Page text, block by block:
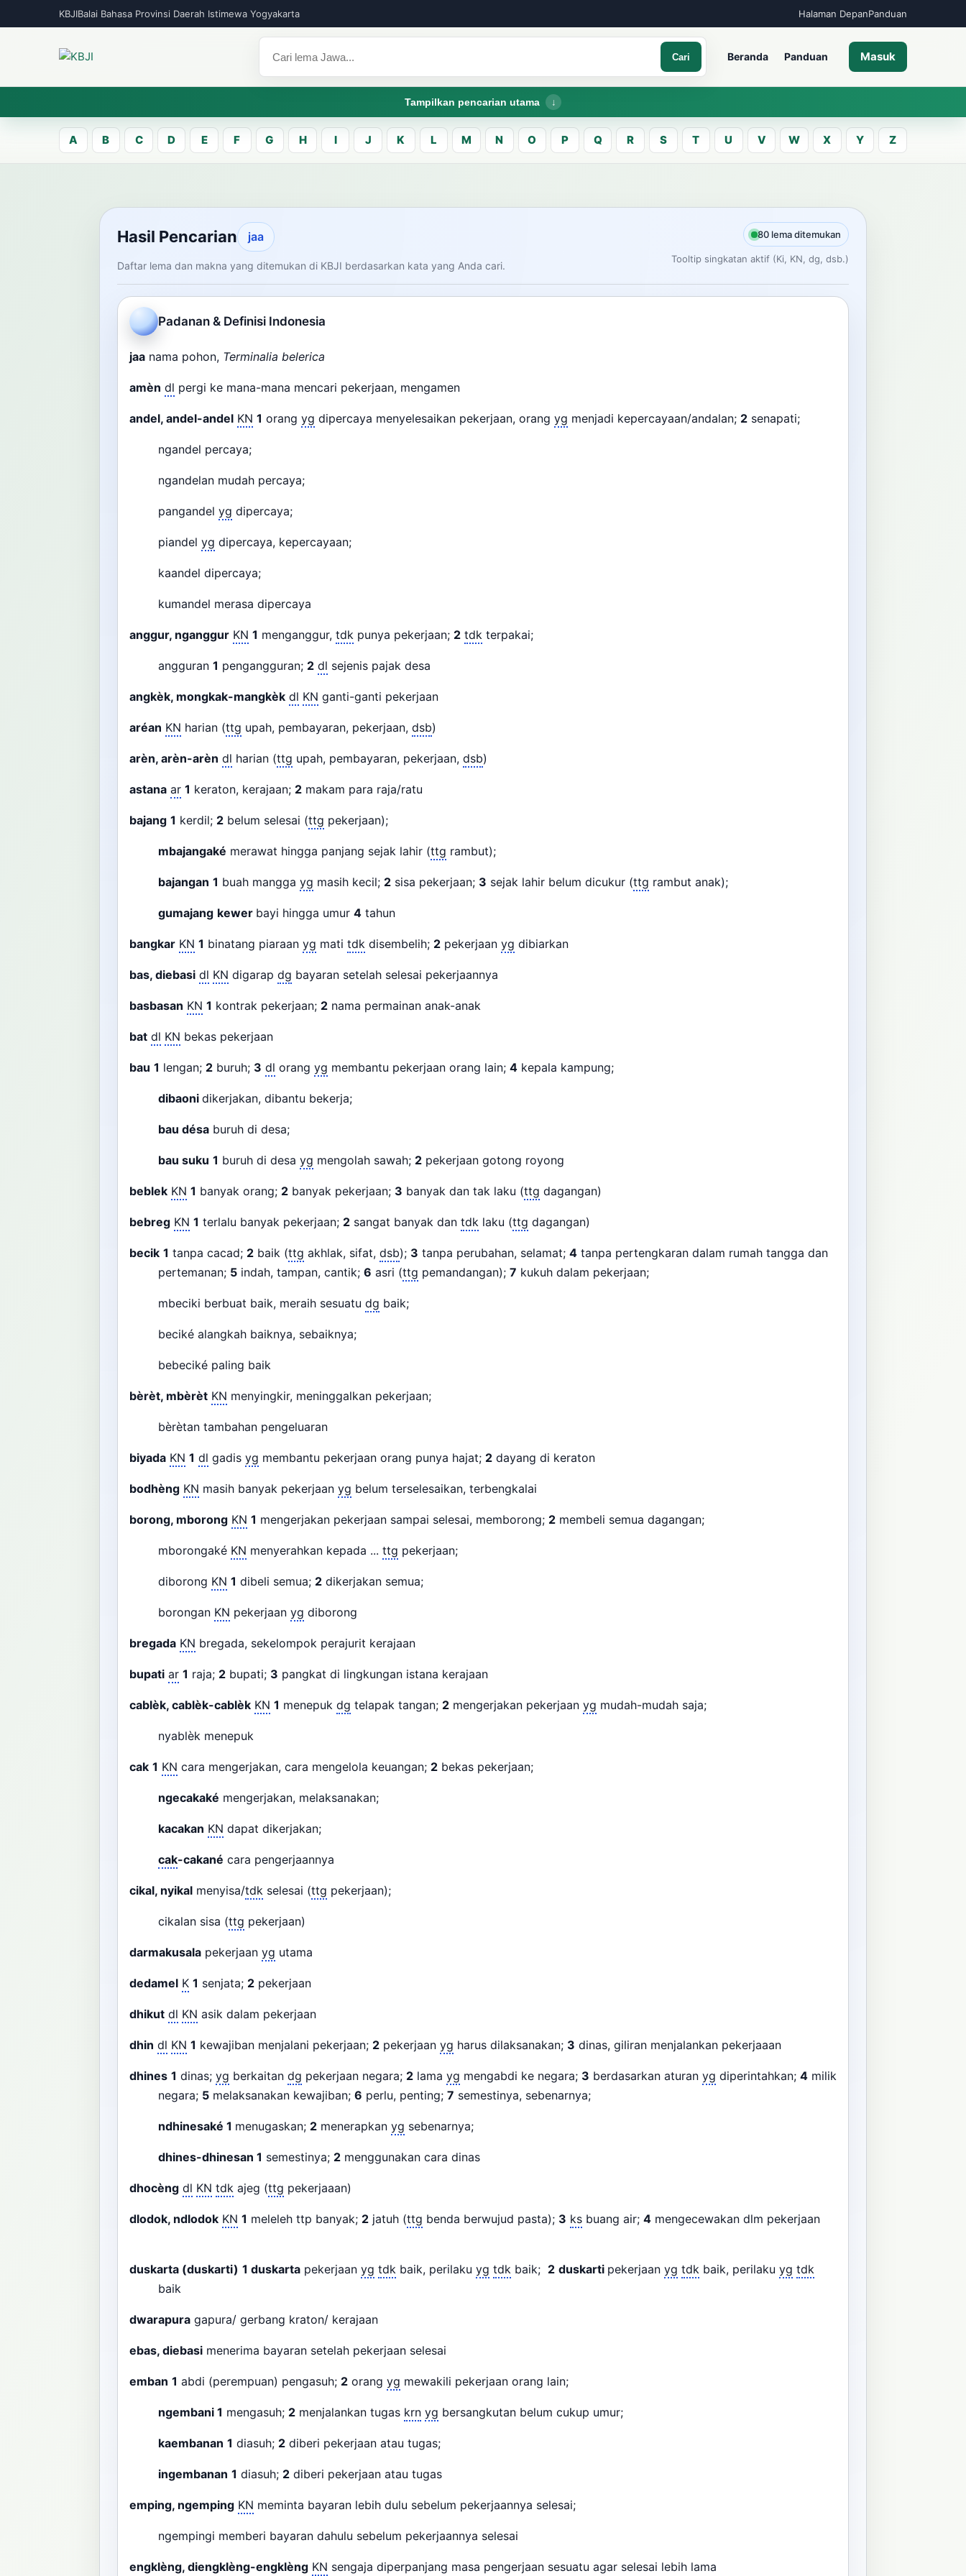
KBJIBalai Bahasa Provinsi Daerah Istimewa Yogyakarta Halaman DepanPanduan
Cari Beranda Panduan Masuk
Tampilkan pencarian utama
Hasil Pencarian
Temukan lema Jawa dan maknanya dalam bahasa Indonesia saat
mengelola data Kamus Bahasa Jawa-Indonesia.
Masukkan kata Jawa
A B C D E F G H I J K L M N O P Q R S T U V W X Y Z
Hasil Pencarian jaa
Daftar lema dan makna yang ditemukan di KBJI berdasarkan kata yang Anda cari.
80 lema ditemukan
Tooltip singkatan aktif (Ki, KN, dg, dsb.)
Padanan & Definisi Indonesia
jaa nama pohon, Terminalia belerica
amèn dl pergi ke mana-mana mencari pekerjaan, mengamen
andel, andel-andel KN 1 orang yg dipercaya menyelesaikan pekerjaan, orang yg menjadi kepercayaan/andalan; 2 senapati;
ngandel percaya;
ngandelan mudah percaya;
pangandel yg dipercaya;
piandel yg dipercaya, kepercayaan;
kaandel dipercaya;
kumandel merasa dipercaya
anggur, nganggur KN 1 menganggur, tdk punya pekerjaan; 2 tdk terpakai;
angguran 1 pengangguran; 2 dl sejenis pajak desa
angkèk, mongkak-mangkèk dl KN ganti-ganti pekerjaan
aréan KN harian (ttg upah, pembayaran, pekerjaan, dsb)
arèn, arèn-arèn dl harian (ttg upah, pembayaran, pekerjaan, dsb)
astana ar 1 keraton, kerajaan; 2 makam para raja/ratu
bajang 1 kerdil; 2 belum selesai (ttg pekerjaan);
mbajangaké merawat hingga panjang sejak lahir (ttg rambut);
bajangan 1 buah mangga yg masih kecil; 2 sisa pekerjaan; 3 sejak lahir belum dicukur (ttg rambut anak);
gumajang kewer bayi hingga umur 4 tahun
bangkar KN 1 binatang piaraan yg mati tdk disembelih; 2 pekerjaan yg dibiarkan
bas, diebasi dl KN digarap dg bayaran setelah selesai pekerjaannya
basbasan KN 1 kontrak pekerjaan; 2 nama permainan anak-anak
bat dl KN bekas pekerjaan
bau 1 lengan; 2 buruh; 3 dl orang yg membantu pekerjaan orang lain; 4 kepala kampung;
dibaoni dikerjakan, dibantu bekerja;
bau désa buruh di desa;
bau suku 1 buruh di desa yg mengolah sawah; 2 pekerjaan gotong royong
beblek KN 1 banyak orang; 2 banyak pekerjaan; 3 banyak dan tak laku (ttg dagangan)
bebreg KN 1 terlalu banyak pekerjaan; 2 sangat banyak dan tdk laku (ttg dagangan)
becik 1 tanpa cacad; 2 baik (ttg akhlak, sifat, dsb); 3 tanpa perubahan, selamat; 4 tanpa pertengkaran dalam rumah tangga dan
pertemanan; 5 indah, tampan, cantik; 6 asri (ttg pemandangan); 7 kukuh dalam pekerjaan;
mbeciki berbuat baik, meraih sesuatu dg baik;
beciké alangkah baiknya, sebaiknya;
bebeciké paling baik
bèrèt, mbèrèt KN menyingkir, meninggalkan pekerjaan;
bèrètan tambahan pengeluaran
biyada KN 1 dl gadis yg membantu pekerjaan orang punya hajat; 2 dayang di keraton
bodhèng KN masih banyak pekerjaan yg belum terselesaikan, terbengkalai
borong, mborong KN 1 mengerjakan pekerjaan sampai selesai, memborong; 2 membeli semua dagangan;
mborongaké KN menyerahkan kepada ... ttg pekerjaan;
diborong KN 1 dibeli semua; 2 dikerjakan semua;
borongan KN pekerjaan yg diborong
bregada KN bregada, sekelompok perajurit kerajaan
bupati ar 1 raja; 2 bupati; 3 pangkat di lingkungan istana kerajaan
cablèk, cablèk-cablèk KN 1 menepuk dg telapak tangan; 2 mengerjakan pekerjaan yg mudah-mudah saja;
nyablèk menepuk
cak 1 KN cara mengerjakan, cara mengelola keuangan; 2 bekas pekerjaan;
ngecakaké mengerjakan, melaksanakan;
kacakan KN dapat dikerjakan;
cak-cakané cara pengerjaannya
cikal, nyikal menyisa/tdk selesai (ttg pekerjaan);
cikalan sisa (ttg pekerjaan)
darmakusala pekerjaan yg utama
dedamel K 1 senjata; 2 pekerjaan
dhikut dl KN asik dalam pekerjaan
dhin dl KN 1 kewajiban menjalani pekerjaan; 2 pekerjaan yg harus dilaksanakan; 3 dinas, giliran menjalankan pekerjaaan
dhines 1 dinas; yg berkaitan dg pekerjaan negara; 2 lama yg mengabdi ke negara; 3 berdasarkan aturan yg diperintahkan; 4 milik
negara; 5 melaksanakan kewajiban; 6 perlu, penting; 7 semestinya, sebenarnya;
ndhinesaké 1 menugaskan; 2 menerapkan yg sebenarnya;
dhines-dhinesan 1 semestinya; 2 menggunakan cara dinas
dhocèng dl KN tdk ajeg (ttg pekerjaaan)
dlodok, ndlodok KN 1 meleleh ttp banyak; 2 jatuh (ttg benda berwujud pasta); 3 ks buang air; 4 mengecewakan dlm pekerjaan
duskarta (duskarti) 1 duskarta pekerjaan yg tdk baik, perilaku yg tdk baik; 2 duskarti pekerjaan yg tdk baik, perilaku yg tdk
baik
dwarapura gapura/ gerbang kraton/ kerajaan
ebas, diebasi menerima bayaran setelah pekerjaan selesai
emban 1 abdi (perempuan) pengasuh; 2 orang yg mewakili pekerjaan orang lain;
ngembani 1 mengasuh; 2 menjalankan tugas krn yg bersangkutan belum cukup umur;
kaembanan 1 diasuh; 2 diberi pekerjaan atau tugas;
ingembanan 1 diasuh; 2 diberi pekerjaan atau tugas
emping, ngemping KN meminta bayaran lebih dulu sebelum pekerjaannya selesai;
ngempingi memberi bayaran dahulu sebelum pekerjaannya selesai
engklèng, diengklèng-engklèng KN sengaja diperpanjang masa pengerjaan sesuatu agar selesai lebih lama